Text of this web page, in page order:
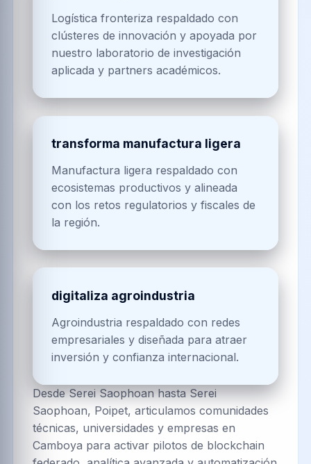
Logística fronteriza respaldado con
clústeres de innovación y apoyada por
nuestro laboratorio de investigación
aplicada y partners académicos.
transforma manufactura ligera
Manufactura ligera respaldado con
ecosistemas productivos y alineada
con los retos regulatorios y fiscales de
la región.
digitaliza agroindustria
Agroindustria respaldado con redes
empresariales y diseñada para atraer
inversión y confianza internacional.
Desde Serei Saophoan hasta Serei
Saophoan, Poipet, articulamos comunidades
técnicas, universidades y empresas en
Camboya para activar pilotos de blockchain